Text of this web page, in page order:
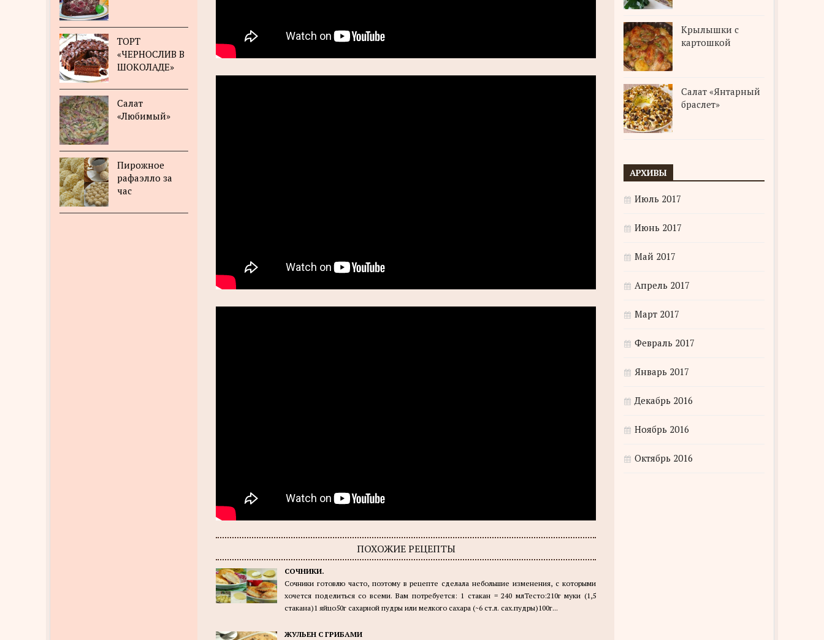
ПОХОЖИЕ РЕЦЕПТЫ
СОЧНИКИ.
Сочники готовлю часто, поэтому в рецепте сделала небольшие изменения, с которыми
хочется поделиться со всеми. Вам потребуется: 1 стакан = 240 млТесто:210г муки (1,5
стакана)1 яйцо50г сахарной пудры или мелкого сахара (~6 ст.л. сах.пудры)100г...
ЖУЛЬЕН С ГРИБАМИ
ТОРТ
«ЧЕРНОСЛИВ В
ШОКОЛАДЕ»
Салат
«Любимый»
Пирожное
рафаэлло за
час
Крылышки с
картошкой
Салат «Янтарный
браслет»
АРХИВЫ
Июль 2017
Июнь 2017
Май 2017
Апрель 2017
Март 2017
Февраль 2017
Январь 2017
Декабрь 2016
Ноябрь 2016
Октябрь 2016